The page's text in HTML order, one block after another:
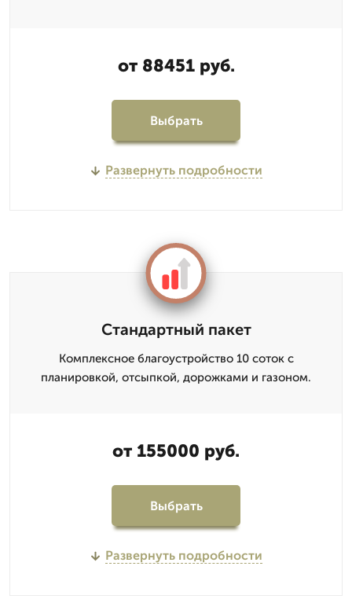
от 88451 руб.
Выбрать
Развернуть подробности
Стандартный пакет
Комплексное благоустройство 10 соток с
планировкой, отсыпкой, дорожками и газоном.
от 155000 руб.
Выбрать
Развернуть подробности